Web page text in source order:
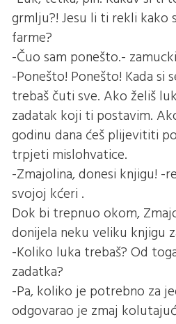
grmlju?! Jesu li ti rekli kako
farme?
-Čuo sam ponešto.-
-Ponešto! Ponešto! Kada si
trebaš čuti sve. Ako želiš
zadatak koji ti postavim.
godinu dana ćeš plijevititi
trpjeti mislohvatice.
-Zmajolina, donesi knjigu! -
svojoj kćeri .
Dok bi trepnuo okom,
donijela neku veliku knjigu
-Koliko luka trebaš? Od
zadatka?
-Pa, koliko je potrebno za
odgovarao je zmaj